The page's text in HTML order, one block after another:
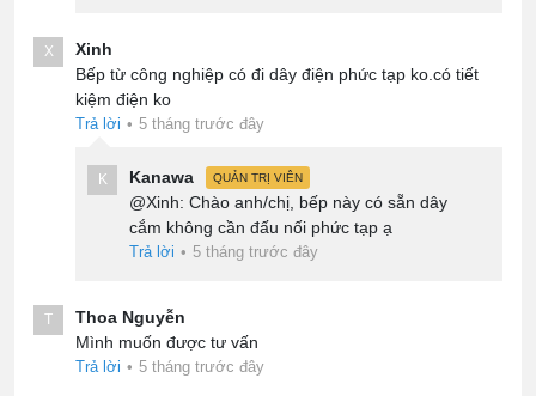
X
Xinh
Bếp từ công nghiệp có đi dây điện phức tạp ko.có tiết
kiệm điện ko
Trả lời • 5 tháng trước đây
K Kanawa QUẢN TRỊ VIÊN
@Xinh: Chào anh/chị, bếp này có sẵn dây
cắm không cần đấu nối phức tạp ạ
Trả lời • 5 tháng trước đây
T
Thoa Nguyễn
Mình muốn được tư vấn
Trả lời • 5 tháng trước đây